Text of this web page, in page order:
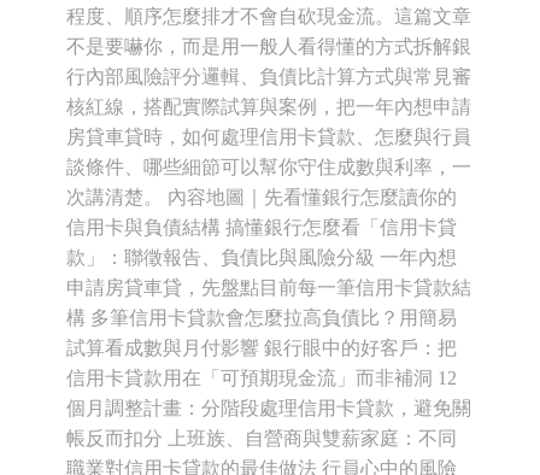
程度、順序怎麼排才不會自砍現金流。這篇文章
不是要嚇你，而是用一般人看得懂的方式拆解銀
行內部風險評分邏輯、負債比計算方式與常見審
核紅線，搭配實際試算與案例，把一年內想申請
房貸車貸時，如何處理信用卡貸款、怎麼與行員
談條件、哪些細節可以幫你守住成數與利率，一
次講清楚。 內容地圖｜先看懂銀行怎麼讀你的
信用卡與負債結構 搞懂銀行怎麼看「信用卡貸
款」：聯徵報告、負債比與風險分級 一年內想
申請房貸車貸，先盤點目前每一筆信用卡貸款結
構 多筆信用卡貸款會怎麼拉高負債比？用簡易
試算看成數與月付影響 銀行眼中的好客戶：把
信用卡貸款用在「可預期現金流」而非補洞 12
個月調整計畫：分階段處理信用卡貸款，避免關
帳反而扣分 上班族、自營商與雙薪家庭：不同
職業對信用卡貸款的最佳做法 行員心中的風險